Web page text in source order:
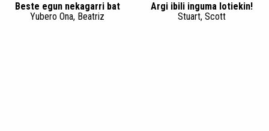
Beste egun nekagarri bat
Yubero Ona, Beatriz
Argi ibili inguma lotiekin!
Stuart, Scott